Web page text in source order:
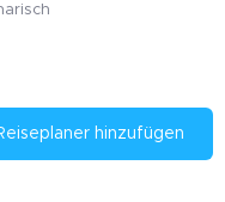
hinzufügen